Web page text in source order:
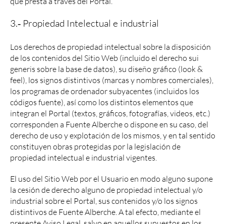
3.‐ Propiedad Intelectual e industrial
Los derechos de propiedad intelectual sobre la disposición
de los contenidos del Sitio Web (incluido el derecho sui
generis sobre la base de datos), su diseño gráfico (look &
feel), los signos distintivos (marcas y nombres comerciales),
los programas de ordenador subyacentes (incluidos los
códigos fuente), así como los distintos elementos que
integran el Portal (textos, gráficos, fotografías, videos, etc.)
corresponden a Fuente Alberche o dispone en su caso, del
derecho de uso y explotación de los mismos, y en tal sentido
constituyen obras protegidas por la legislación de
propiedad intelectual e industrial vigentes.
El uso del Sitio Web por el Usuario en modo alguno supone
la cesión de derecho alguno de propiedad intelectual y/o
industrial sobre el Portal, sus contenidos y/o los signos
distintivos de Fuente Alberche. A tal efecto, mediante el